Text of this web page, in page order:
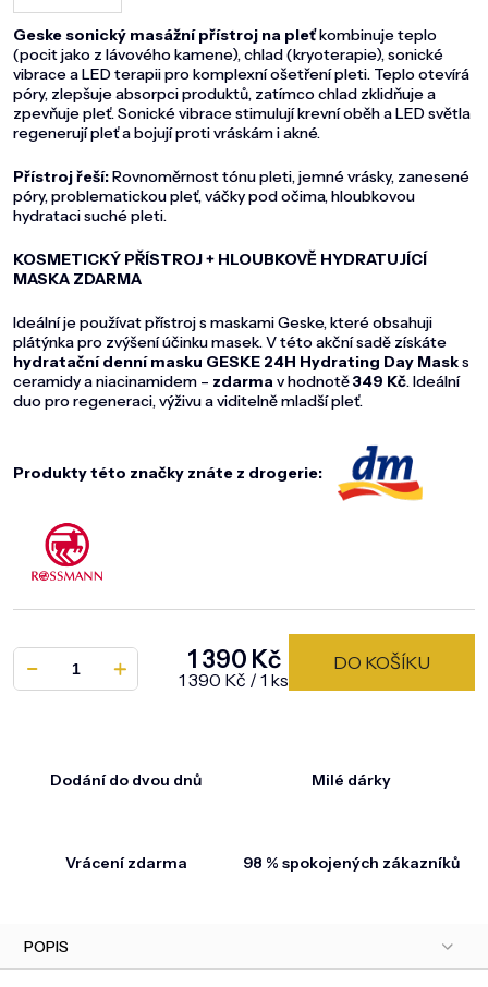
Geske sonický masážní přístroj na pleťkombinuje teplo
(pocit jako z lávového kamene), chlad (kryoterapie), sonické
vibrace a LED terapii pro komplexní ošetření pleti. Teplo otevírá
póry, zlepšuje absorpci produktů, zatímco chlad zklidňuje a
zpevňuje pleť. Sonické vibrace stimulují krevní oběh a LED světla
regenerují pleť a bojují proti vráskám i akné.
Přístroj řeší:Rovnoměrnost tónu pleti, jemné vrásky, zanesené
póry, problematickou pleť, váčky pod očima, hloubkovou
hydrataci suché pleti.
KOSMETICKÝ PŘÍSTROJ + HLOUBKOVĚ HYDRATUJÍCÍ
MASKA ZDARMA
Ideální je používat přístroj s maskami Geske, které obsahuji
plátýnka pro zvýšení účinku masek. V této akční sadě získáte
hydratační dennímasku GESKE 24H Hydrating Day Masks
ceramidy a niacinamidem – zdarmav hodnotě349 Kč. Ideální
duo pro regeneraci, výživu a viditelně mladší pleť.
Produkty této značky znáte z drogerie:
1 390 Kč
Měrná cena:
1 390 Kč / 1 ks
DO KOŠÍKU
Dodání do dvou dnů Milé dárky
Vrácení zdarma 98 % spokojených zákazníků
POPIS